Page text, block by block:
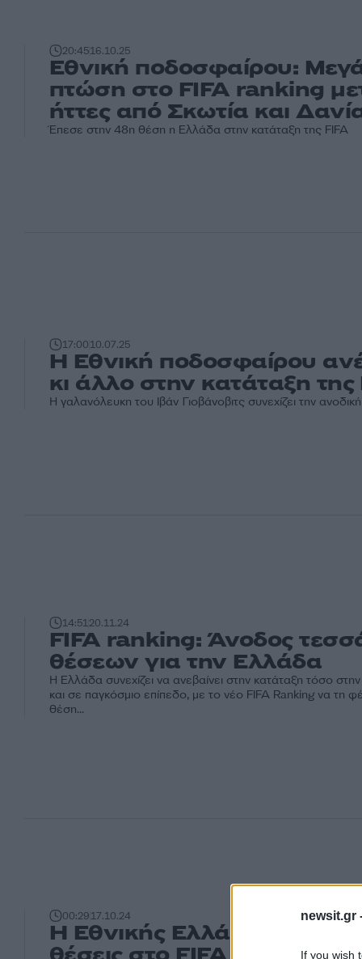
newsit.gr
If you wish
20:4516.10.25
Εθνική ποδοσφαίρου:
πτώση στο FIFA ranking
ήττες από Σκωτία και
Έπεσε στην 48η θέση η Ελλάδα στην κατάταξη της FIFA
17:0010.07.25
Η Εθνική ποδοσφαίρου
κι άλλο στην κατάταξη της
Η γαλανόλευκη του Ιβάν Γιοβάνοβιτς συνεχίζει την
14:5120.11.24
FIFA ranking: Άνοδος
θέσεων για την Ελλάδα
Η Ελλάδα συνεχίζει να ανεβαίνει στην κατάταξη τόσο
και σε παγκόσμιο επίπεδο, με το νέο FIFA Ranking να τη
θέση...
00:2917.10.24
Η Εθνικής Ελλάδας